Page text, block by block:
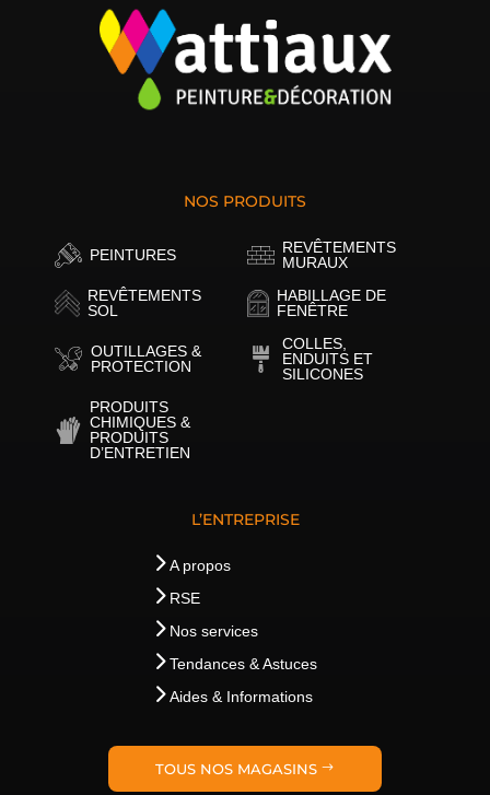
NOS PRODUITS
PEINTURES
REVÊTEMENTS
MURAUX
REVÊTEMENTS
SOL
HABILLAGE DE
FENÊTRE
OUTILLAGES &
PROTECTION
COLLES,
ENDUITS ET
SILICONES
PRODUITS
CHIMIQUES &
PRODUITS
D’ENTRETIEN
L’ENTREPRISE
A propos
RSE
Nos services
Tendances & Astuces
Aides & Informations
TOUS NOS MAGASINS